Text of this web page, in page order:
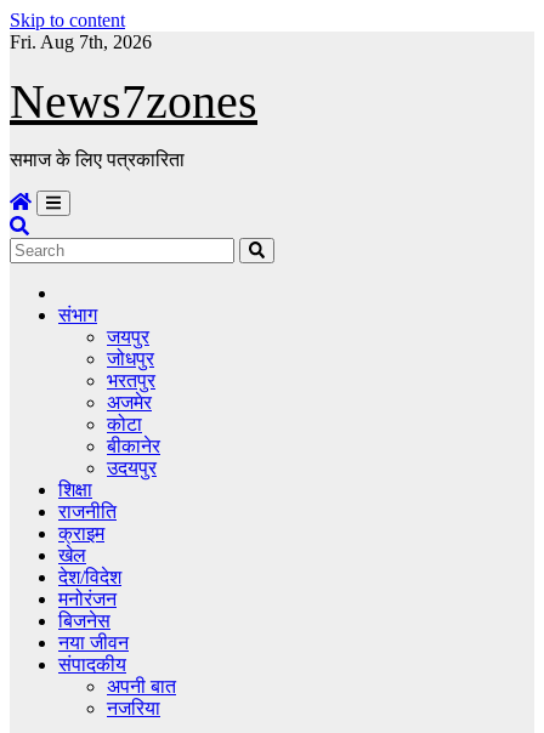
Skip to content
Fri. Aug 7th, 2026
News7zones
समाज के लिए पत्रकारिता
संभाग
जयपुर
जोधपुर
भरतपुर
अजमेर
कोटा
बीकानेर
उदयपुर
शिक्षा
राजनीति
क्राइम
खेल
देश/विदेश
मनोरंजन
बिजनेस
नया जीवन
संपादकीय
अपनी बात
नजरिया